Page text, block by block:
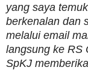
yang saya
berkenalan dan
melalui email
langsung ke RS
SpKJ